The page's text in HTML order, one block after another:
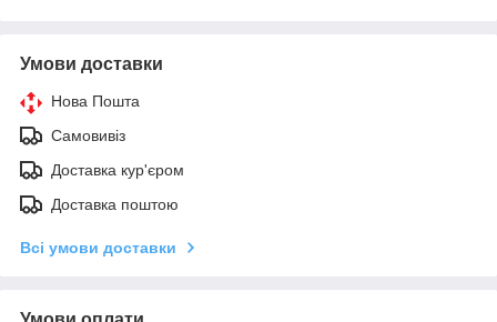
Умови доставки
Нова Пошта
Самовивіз
Доставка кур'єром
Доставка поштою
Всі умови доставки